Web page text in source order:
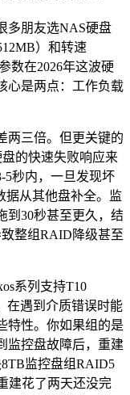
多朋友选NAS硬盘
）和转速
数在2026年这波硬
心是两点：工作负载
两三倍。但更关键的
的快速失败响应来
5秒内，一旦发现坏
据从其他盘补全。监
到30秒甚至更久，结
整组RAID降级甚至
系列支持T10
在遇到介质错误时能
特性。你如果组的是
监控盘故障后，重建
监控盘组RAID5
建花了两天还没完